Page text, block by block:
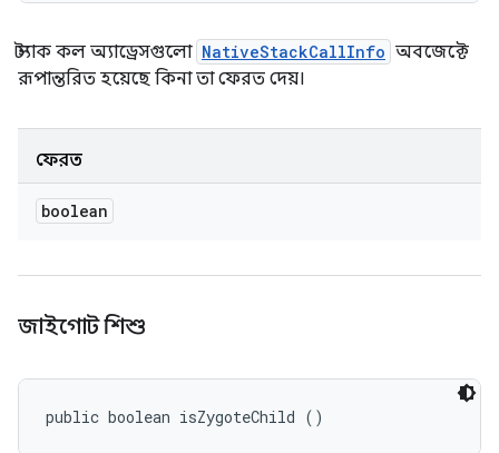
স্ট্যাক কল অ্যাড্রেসগুলো NativeStackCallInfo অবজেক্টে
রূপান্তরিত হয়েছে কিনা তা ফেরত দেয়।
ফেরত
boolean
জাইগোট শিশু
public boolean isZygoteChild ()